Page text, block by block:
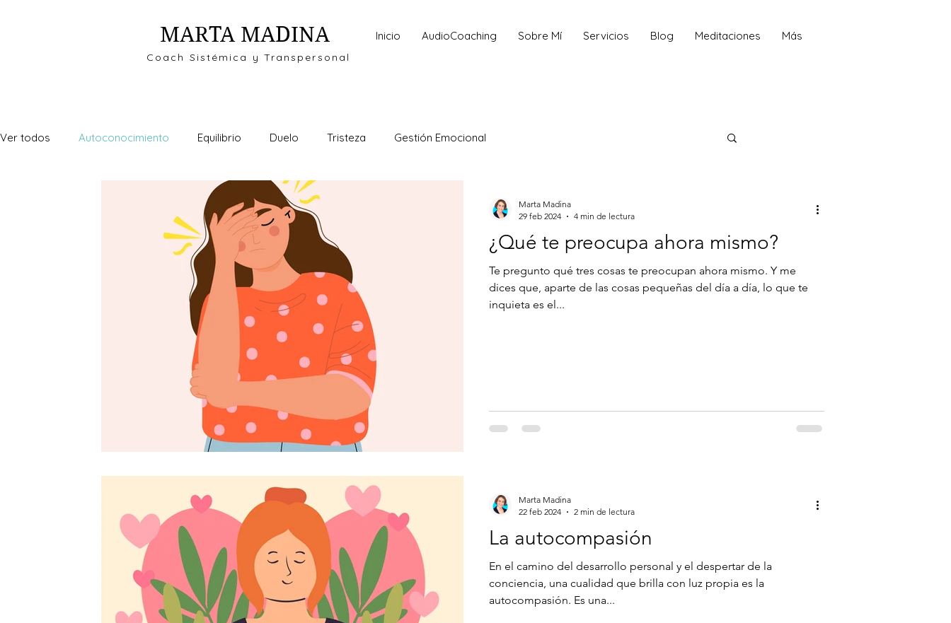
MARTA MADINA
Coach Sistémica y Transpersonal
Inicio AudioCoaching Sobre Mí Servicios Blog Meditaciones Más
Ver todos Autoconocimiento Equilibrio Duelo Tristeza Gestión Emocional
¿Qué te preocupa ahora mismo?
Te pregunto qué tres cosas te preocupan ahora mismo. Y me
dices que, aparte de las cosas pequeñas del día a día, lo que te
inquieta es el...
Marta Madina
29 feb 2024
4 min de lectura
La autocompasión
En el camino del desarrollo personal y el despertar de la
conciencia, una cualidad que brilla con luz propia es la
autocompasión. Es una...
Marta Madina
22 feb 2024
2 min de lectura